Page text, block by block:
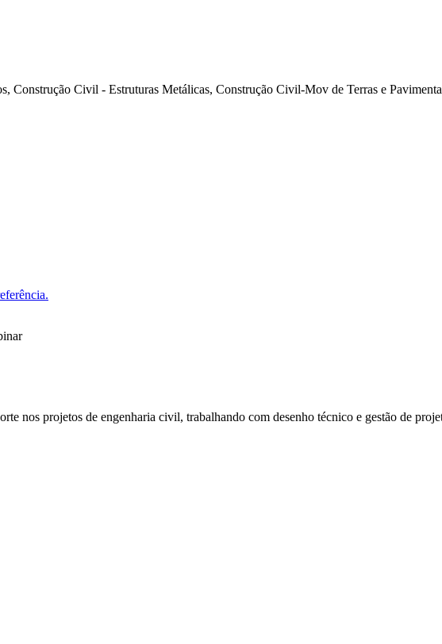
Construção Civil - Estruturas Metálicas, Construção Civil-Mov de Terras e
nos projetos de engenharia civil, trabalhando com desenho técnico e gestão de